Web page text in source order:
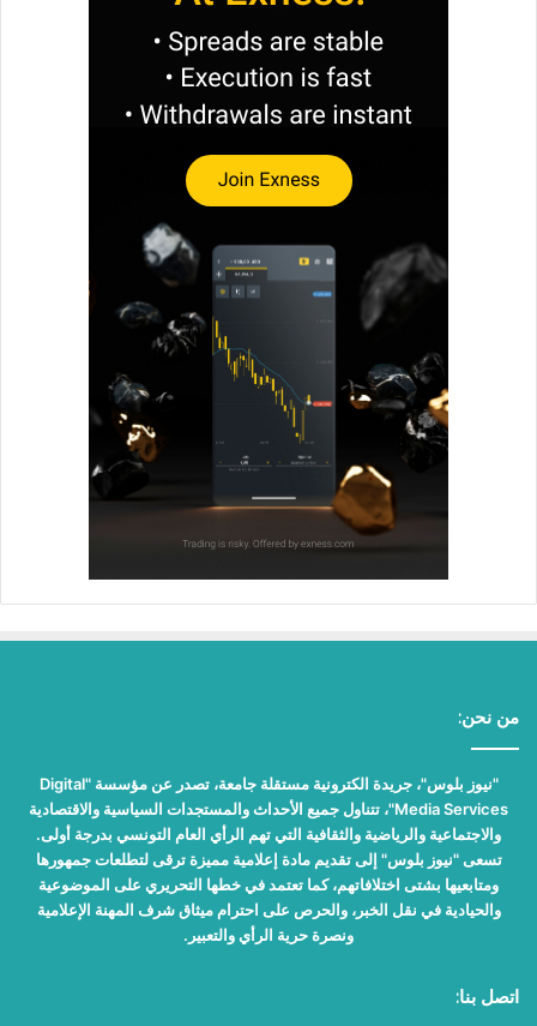
من نحن:
"نيوز بلوس"، جريدة الكترونية مستقلة جامعة، تصدر عن مؤسسة "Digital
Media Services"، تتناول جميع الأحداث والمستجدات السياسية والاقتصادية
والاجتماعية والرياضية والثقافية التي تهم الرأي العام التونسي بدرجة أولى.
تسعى "نيوز بلوس" إلى تقديم مادة إعلامية مميزة ترقى لتطلعات جمهورها
ومتابعيها بشتى اختلافاتهم، كما تعتمد في خطها التحريري على الموضوعية
والحيادية في نقل الخبر، والحرص على احترام ميثاق شرف المهنة الإعلامية
ونصرة حرية الرأي والتعبير.
اتصل بنا: